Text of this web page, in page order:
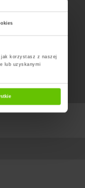
korzystasz z naszej
lub uzyskanymi